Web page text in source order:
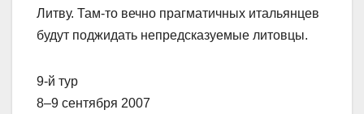
Литву. Там-то вечно прагматичных итальянцев
будут поджидать непредсказуемые литовцы.
9-й тур
8–9 сентября 2007